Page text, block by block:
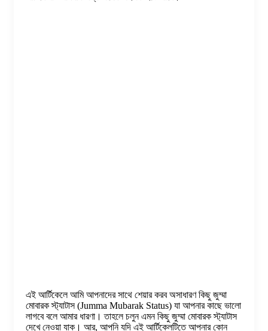
এই আর্টিকেলে আমি আপনাদের সাথে শেয়ার করব অসাধারণ কিছু জুম্মা
মোবারক স্ট্যাটাস (Jumma Mubarak Status) যা আপনার কাছে ভালো
লাগবে বলে আমার ধারণা। তাহলে চলুন এমন কিছু জুম্মা মোবারক স্ট্যাটাস
দেখে নেওয়া যাক। আর, আপনি যদি এই আর্টিকেলটিতে আপনার কোন